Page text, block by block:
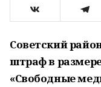
Советский
штраф в
«Свободные